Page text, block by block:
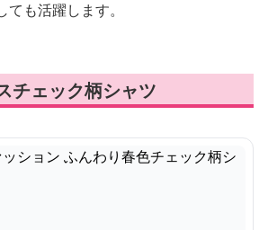
も活躍します。
チェック柄シャツ